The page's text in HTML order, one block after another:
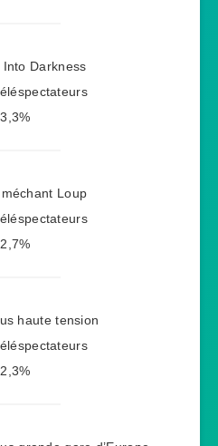
Into Darkness
3,3%
Loup
2,7%
haute tension
2,3%